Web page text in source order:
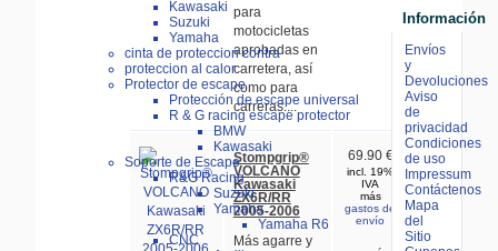
Kawasaki
Suzuki
Yamaha
cinta de proteccion contra
proteccion al calor
Protector de escape
Protección de escape universal
R & G racing escape protector
BMW
Kawasaki
Soporte de Escape
R&G Racing
Suzuki
Yamaha
Yamaha R6
CNC
para
motocicletas
aprobadas en
carretera, así
como para
carreras....
Stompgrip®
VOLCANO
Kawasaki
ZX6R/RR
2005-2006
Más agarre y
69.90 €
incl. 19%
IVA
más
gastos de
envío
Información
Envíos
y
Devoluciones
Aviso
de
privacidad
Condiciones
de uso
Impressum
Contáctenos
Mapa
del
Sitio